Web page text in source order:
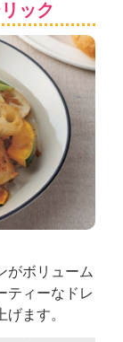
ック
がボリューム
ティーなドレ
ます。